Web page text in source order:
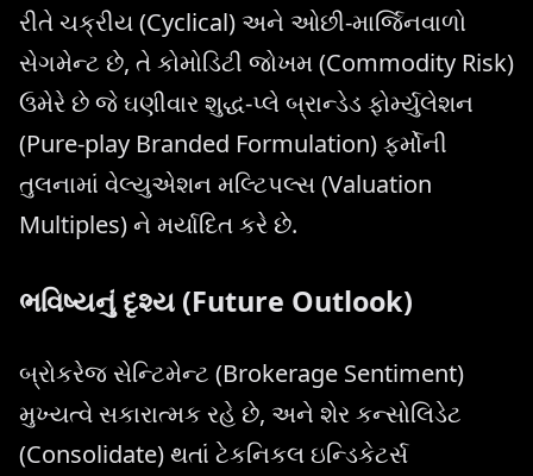
રીતે ચક્રીય (Cyclical) અને ઓછી-માર્જિનવાળો
સેગમેન્ટ છે, તે કોમોડિટી જોખમ (Commodity Risk)
ઉમેરે છે જે ઘણીવાર શુદ્ધ-પ્લે બ્રાન્ડેડ ફોર્મ્યુલેશન
(Pure-play Branded Formulation) ફર્મોની
તુલનામાં વેલ્યુએશન મલ્ટિપલ્સ (Valuation
Multiples) ને મર્યાદિત કરે છે.
ભવિષ્યનું દૃશ્ય (Future Outlook)
બ્રોકરેજ સેન્ટિમેન્ટ (Brokerage Sentiment)
મુખ્યત્વે સકારાત્મક રહે છે, અને શેર કન્સોલિડેટ
(Consolidate) થતાં ટેકનિકલ ઇન્ડિકેટર્સ